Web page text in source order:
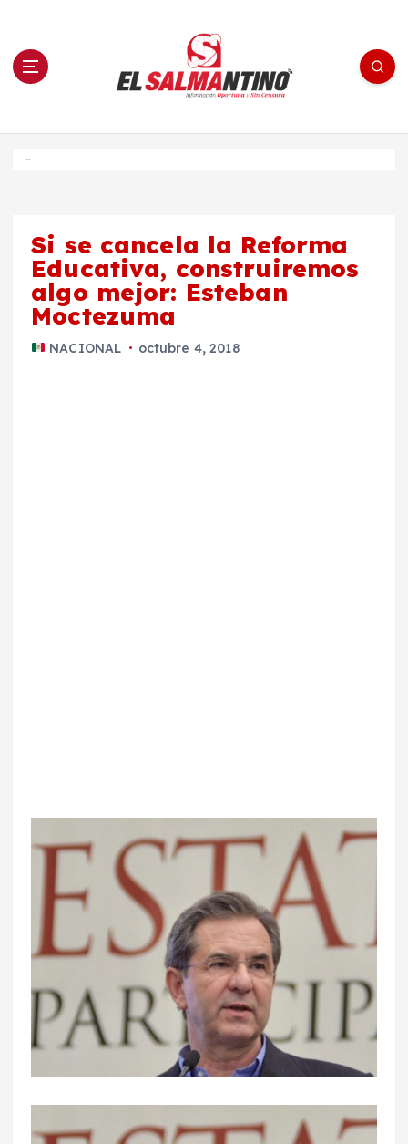
n El Salmantino - medios/noticias/editorial
Si se cancela la Reforma
Educativa, construiremos
algo mejor: Esteban
Moctezuma
NACIONAL octubre 4, 2018